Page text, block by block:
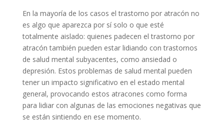
En la mayoría de los casos el trastorno por atracón no
es algo que aparezca por sí solo o que esté
totalmente aislado: quienes padecen el trastorno por
atracón también pueden estar lidiando con trastornos
de salud mental subyacentes, como ansiedad o
depresión. Estos problemas de salud mental pueden
tener un impacto significativo en el estado mental
general, provocando estos atracones como forma
para lidiar con algunas de las emociones negativas que
se están sintiendo en ese momento.